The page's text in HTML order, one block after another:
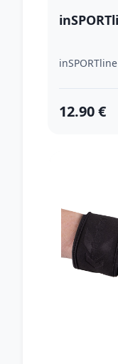
inSPORTline
12.90 €